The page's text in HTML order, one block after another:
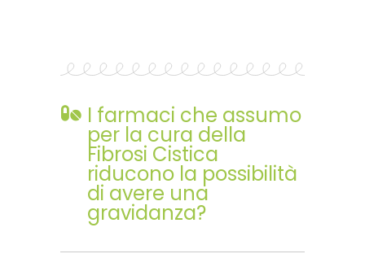
I farmaci che assumo
per la cura della
Fibrosi Cistica
riducono la possibilità
di avere una
gravidanza?